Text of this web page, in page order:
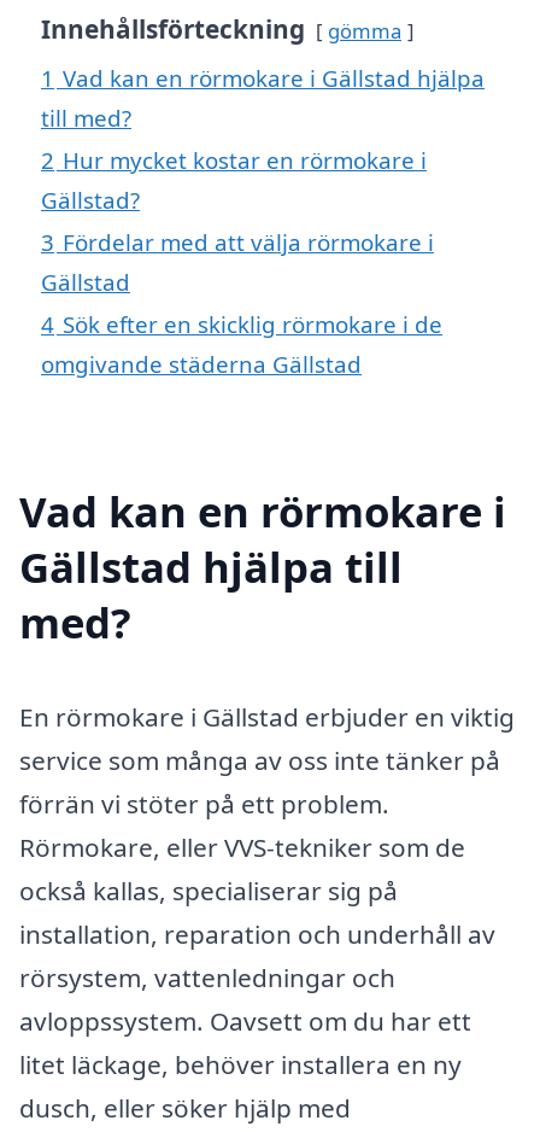
Innehållsförteckning gömma
1 Vad kan en rörmokare i Gällstad hjälpa
till med?
2 Hur mycket kostar en rörmokare i
Gällstad?
3 Fördelar med att välja rörmokare i
Gällstad
4 Sök efter en skicklig rörmokare i de
omgivande städerna Gällstad
Vad kan en rörmokare i
Gällstad hjälpa till
med?
En rörmokare i Gällstad erbjuder en viktig
service som många av oss inte tänker på
förrän vi stöter på ett problem.
Rörmokare, eller VVS-tekniker som de
också kallas, specialiserar sig på
installation, reparation och underhåll av
rörsystem, vattenledningar och
avloppssystem. Oavsett om du har ett
litet läckage, behöver installera en ny
dusch, eller söker hjälp med